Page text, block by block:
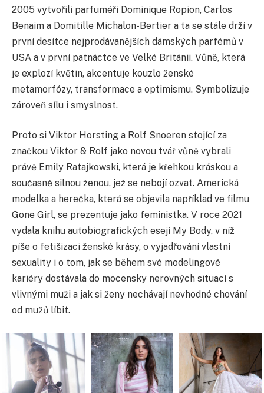
2005 vytvořili parfuméři Dominique Ropion, Carlos
Benaim a Domitille Michalon-Bertier a ta se stále drží v
první desítce nejprodávanějších dámských parfémů v
USA a v první patnáctce ve Velké Británii. Vůně, která
je explozí květin, akcentuje kouzlo ženské
metamorfózy, transformace a optimismu. Symbolizuje
zároveň sílu i smyslnost.
Proto si Viktor Horsting a Rolf Snoeren stojící za
značkou Viktor & Rolf jako novou tvář vůně vybrali
právě Emily Ratajkowski, která je křehkou kráskou a
současně silnou ženou, jež se nebojí ozvat. Americká
modelka a herečka, která se objevila například ve filmu
Gone Girl, se prezentuje jako feministka. V roce 2021
vydala knihu autobiografických esejí My Body, v níž
píše o fetišizaci ženské krásy, o vyjadřování vlastní
sexuality i o tom, jak se během své modelingové
kariéry dostávala do mocensky nerovných situací s
vlivnými muži a jak si ženy nechávají nevhodné chování
od mužů líbit.